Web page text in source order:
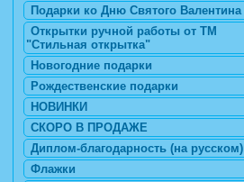
Подарки ко Дню Святого Валентина
Открытки ручной работы от ТМ
"Стильная открытка"
Новогодние подарки
Рождественские подарки
НОВИНКИ
СКОРО В ПРОДАЖЕ
Диплом-благодарность (на русском)
Флажки